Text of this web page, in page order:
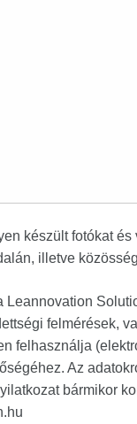
készült fotókat
illetve
felmérések,
felhasználja
Az
bármikor